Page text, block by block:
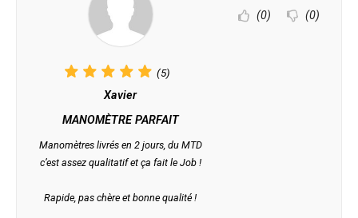
(5)
Xavier
MANOMÈTRE PARFAIT
Manomètres livrés en 2 jours, du MTD
c’est assez qualitatif et ça fait le Job !
Rapide, pas chère et bonne qualité !
(0) (0)